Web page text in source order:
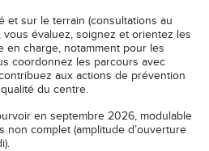
sur le terrain (consultations au
évaluez, soignez et orientez les
en charge, notamment pour les
coordonnez les parcours avec
aux actions de prévention
du centre.
en septembre 2026, modulable
non complet (amplitude d’ouverture